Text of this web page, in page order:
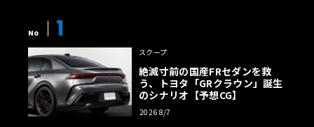
No 1
スクープ
絶滅寸前の国産FRセダンを救
う、トヨタ「GRクラウン」誕生
のシナリオ【予想CG】
2026 8/7